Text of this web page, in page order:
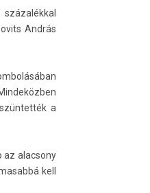
András
a
az alacsony
kell